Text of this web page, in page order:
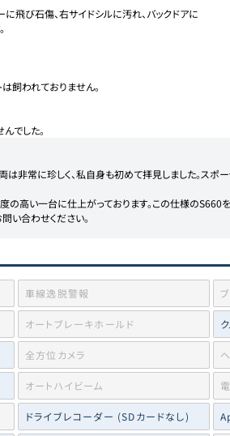
に飛び石傷、右サイドシルに汚れ、バックドアに
飼われておりません。
でした。
は非常に珍しく、私自身も初めて拝見しました。ス
の高い一台に仕上がっております。この仕様のS660
い合わせください。
車線逸脱警報
オートブレーキホールド
全方位カメラ
オートハイビーム
ドライブレコーダー (SDカードなし)